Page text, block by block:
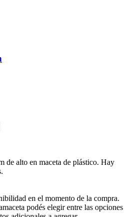
de alto en maceta de plástico. Hay
en el momento de la compra.
podés elegir entre las opciones